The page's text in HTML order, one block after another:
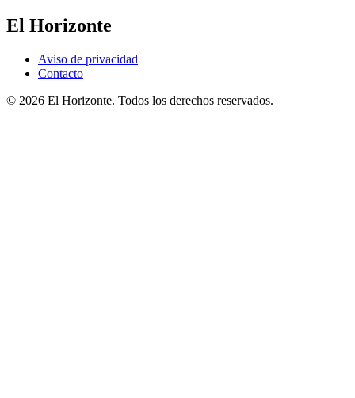
El Horizonte
Aviso de privacidad
Contacto
© 2026 El Horizonte. Todos los derechos reservados.